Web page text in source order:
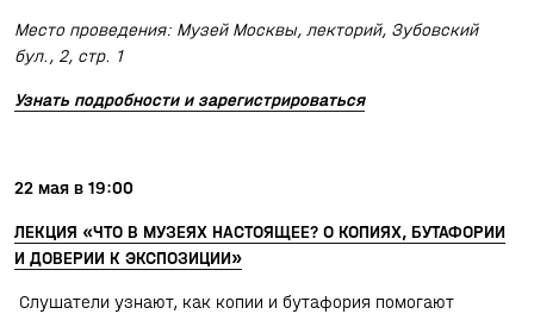
Место проведения: Музей Москвы, лекторий, Зубовский
бул., 2, стр. 1
Узнать подробности и зарегистрироваться
22 мая в 19:00
ЛЕКЦИЯ «ЧТО В МУЗЕЯХ НАСТОЯЩЕЕ? О КОПИЯХ, БУТАФОРИИ
И ДОВЕРИИ К ЭКСПОЗИЦИИ»
Слушатели узнают, как копии и бутафория помогают